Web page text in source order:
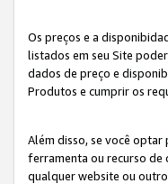
Os preços e a
listados em seu Site
dados de preço e
Produtos e cumprir os
Além disso, se você
ferramenta ou recurso de
qualquer website ou